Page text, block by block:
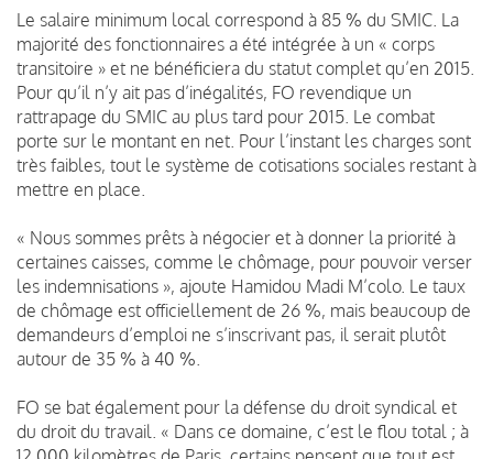
Le salaire minimum local correspond à 85 % du SMIC. La
majorité des fonctionnaires a été intégrée à un « corps
transitoire » et ne bénéficiera du statut complet qu’en 2015.
Pour qu’il n’y ait pas d’inégalités, FO revendique un
rattrapage du SMIC au plus tard pour 2015. Le combat
porte sur le montant en net. Pour l’instant les charges sont
très faibles, tout le système de cotisations sociales restant à
mettre en place.
« Nous sommes prêts à négocier et à donner la priorité à
certaines caisses, comme le chômage, pour pouvoir verser
les indemnisations », ajoute Hamidou Madi M’colo. Le taux
de chômage est officiellement de 26 %, mais beaucoup de
demandeurs d’emploi ne s’inscrivant pas, il serait plutôt
autour de 35 % à 40 %.
FO se bat également pour la défense du droit syndical et
du droit du travail. « Dans ce domaine, c’est le flou total ; à